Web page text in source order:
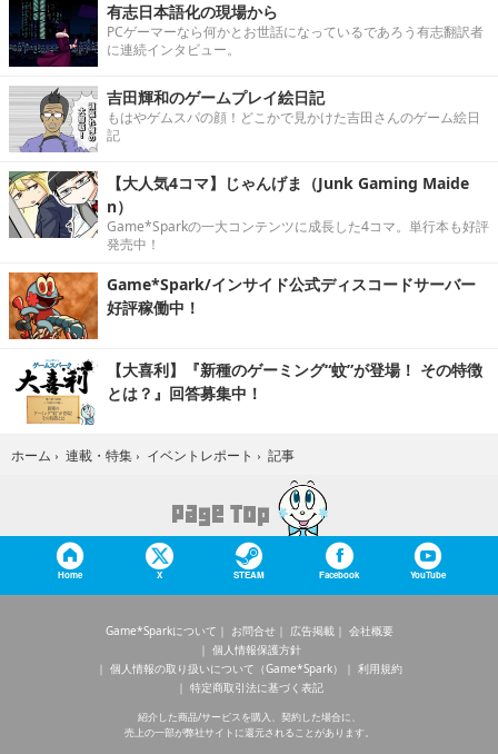
有志日本語化の現場から
PCゲーマーなら何かとお世話になっているであろう有志翻訳者
に連続インタビュー。
吉田輝和のゲームプレイ絵日記
もはやゲムスパの顔！どこかで見かけた吉田さんのゲーム絵日
記
【大人気4コマ】じゃんげま（Junk Gaming Maide
n）
Game*Sparkの一大コンテンツに成長した4コマ。単行本も好評
発売中！
Game*Spark/インサイド公式ディスコードサーバー
好評稼働中！
【大喜利】『新種のゲーミング“蚊”が登場！ その特徴
とは？』回答募集中！
ホーム › 連載・特集 › イベントレポート › 記事
Home X STEAM Facebook YouTube
Game*Sparkについて お問合せ 広告掲載
会社概要
個人情報保護方針
個人情報の取り扱いについて（Game*Spark）
利用規約
特定商取引法に基づく表記
紹介した商品/サービスを購入、契約した場合に、
売上の一部が弊社サイトに還元されることがあります。